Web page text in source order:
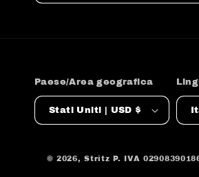
Paese/Area geografica
Stati Uniti | USD $
© 2026,Stritz P. IVA